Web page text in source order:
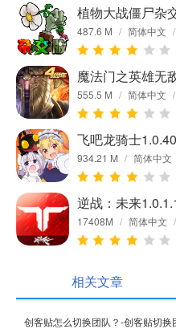
487.6 M / 简体中文 /
魔法门之英雄无
555.5 M / 简体中文 /
飞吧龙骑士
934.21 M / 简体中文
逆战：未来
17408M / 简体中文 /
相关文章
创客贴怎么切换团队？-创客贴切换